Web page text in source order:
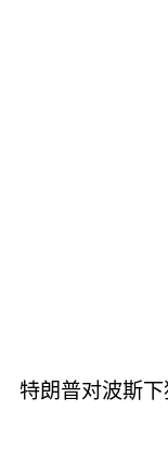
特朗普对波斯下